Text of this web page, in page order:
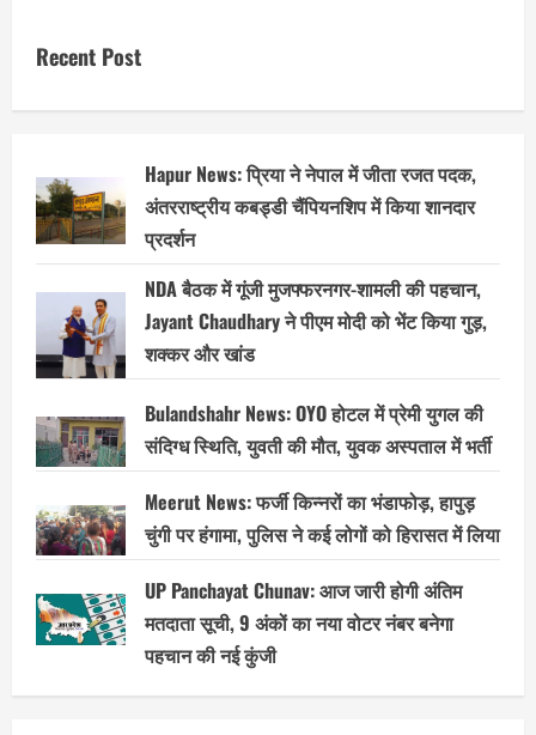
Recent Post
Hapur News: प्रिया ने नेपाल में जीता रजत पदक,
अंतरराष्ट्रीय कबड्डी चैंपियनशिप में किया शानदार
प्रदर्शन
NDA बैठक में गूंजी मुजफ्फरनगर-शामली की पहचान,
Jayant Chaudhary ने पीएम मोदी को भेंट किया गुड़,
शक्कर और खांड
Bulandshahr News: OYO होटल में प्रेमी युगल की
संदिग्ध स्थिति, युवती की मौत, युवक अस्पताल में भर्ती
Meerut News: फर्जी किन्नरों का भंडाफोड़, हापुड़
चुंगी पर हंगामा, पुलिस ने कई लोगों को हिरासत में लिया
UP Panchayat Chunav: आज जारी होगी अंतिम
मतदाता सूची, 9 अंकों का नया वोटर नंबर बनेगा
पहचान की नई कुंजी